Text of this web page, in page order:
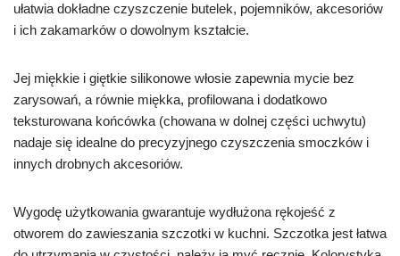
ułatwia dokładne czyszczenie butelek, pojemników, akcesoriów
i ich zakamarków o dowolnym kształcie.
Jej miękkie i giętkie silikonowe włosie zapewnia mycie bez
zarysowań, a równie miękka, profilowana i dodatkowo
teksturowana końcówka (chowana w dolnej części uchwytu)
nadaje się idealne do precyzyjnego czyszczenia smoczków i
innych drobnych akcesoriów.
Wygodę użytkowania gwarantuje wydłużona rękojeść z
otworem do zawieszania szczotki w kuchni. Szczotka jest łatwa